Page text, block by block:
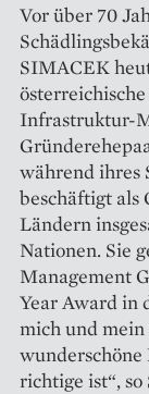
Vor über 70
SIMACEK
Infrastruktur-­
während ihres
beschäftigt als
Ländern
Nationen. Sie
Management
Year Award in
mich und mein
wunderschöne
richtige ist“, so